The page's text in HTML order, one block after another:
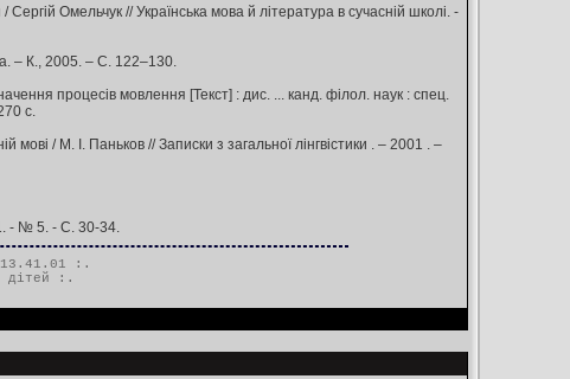
Омельчук // Українська мова й література в сучасній школі. -
– К., 2005. – С. 122–130.
процесів мовлення [Текст] : дис. ... канд. філол. наук : спец.
с.
мові / М. І. Паньков // Записки з загальної лінгвістики . – 2001 . –
- № 5. - С. 30-34.
:.
дітей :.